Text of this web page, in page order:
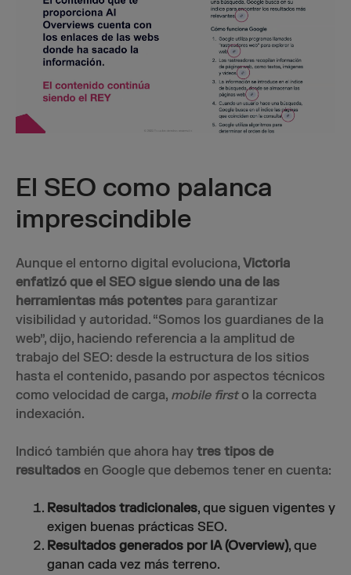
El SEO como palanca
imprescindible
Aunque el entorno digital evoluciona, Victoria
enfatizó que el SEO sigue siendo una de las
herramientas más potentes para garantizar
visibilidad y autoridad. “Somos los guardianes de la
web”, dijo, haciendo referencia a la amplitud de
trabajo del SEO: desde la estructura de los sitios
hasta el contenido, pasando por aspectos técnicos
como velocidad de carga, mobile firsto la correcta
indexación.
Indicó también que ahora hay tres tipos de
resultados en Google que debemos tener en cuenta:
Resultados tradicionales, que siguen vigentes y
exigen buenas prácticas SEO.
Resultados generados por IA (Overview), que
ganan cada vez más terreno.